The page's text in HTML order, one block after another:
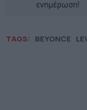
ενημέρωση!
TAGS: BEYONCE